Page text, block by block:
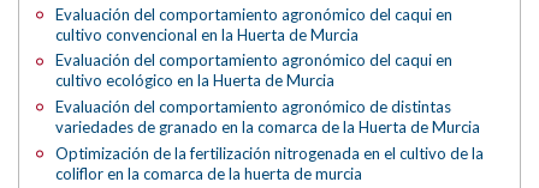
Evaluación del comportamiento agronómico del caqui en
cultivo convencional en la Huerta de Murcia
Evaluación del comportamiento agronómico del caqui en
cultivo ecológico en la Huerta de Murcia
Evaluación del comportamiento agronómico de distintas
variedades de granado en la comarca de la Huerta de Murcia
Optimización de la fertilización nitrogenada en el cultivo de la
coliflor en la comarca de la huerta de murcia